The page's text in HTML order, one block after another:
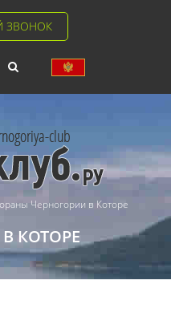
ЗВОНОК
Черногории в Которе
КОТОРЕ